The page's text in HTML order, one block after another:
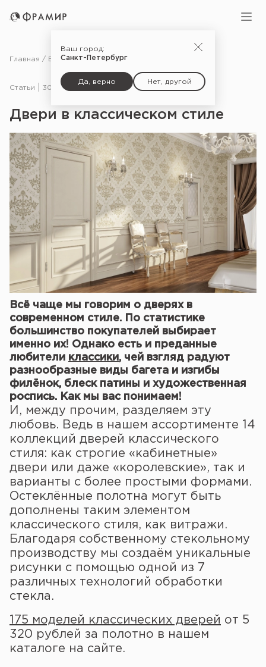
Ваш город:
Санкт-Петербург
Да, верно Нет, другой
Главная Блог Статьи
Статьи 30.06.19
Двери в классическом стиле
Всё чаще мы говорим о дверях в
современном стиле. По статистике
большинство покупателей выбирает
именно их! Однако есть и преданные
любители классики, чей взгляд радуют
разнообразные виды багета и изгибы
филёнок, блеск патины и художественная
роспись. Как мы вас понимаем!
И, между прочим, разделяем эту
любовь. Ведь в нашем ассортименте 14
коллекций дверей классического
стиля: как строгие «кабинетные»
двери или даже «королевские», так и
варианты с более простыми формами.
Остеклённые полотна могут быть
дополнены таким элементом
классического стиля, как витражи.
Благодаря собственному стекольному
производству мы создаём уникальные
рисунки с помощью одной из 7
различных технологий обработки
стекла.
175 моделей классических дверей от 5
320 рублей за полотно в нашем
каталоге на сайте.